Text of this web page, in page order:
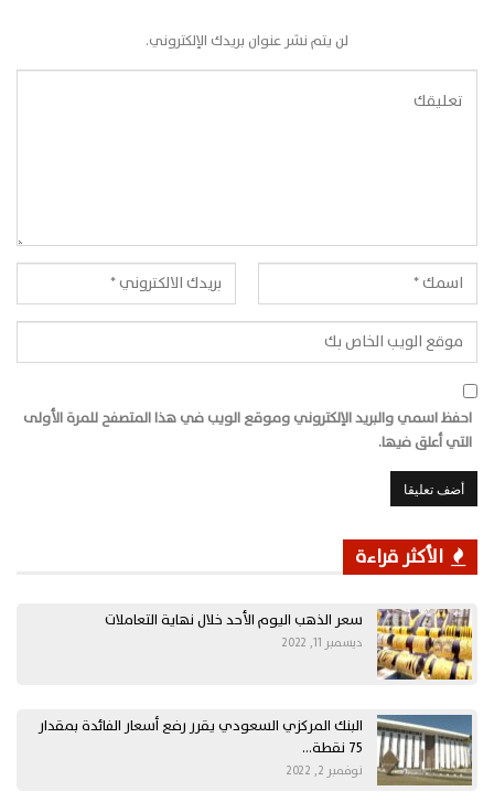
لن يتم نشر عنوان بريدك الإلكتروني.
احفظ اسمي والبريد الإلكتروني وموقع الويب في هذا المتصفح للمرة الأولى
التي أعلق فيها.
الأكثر قراءة
سعر الذهب اليوم الأحد خلال نهاية التعاملات
ديسمبر 11, 2022
البنك المركزي السعودي يقرر رفع أسعار الفائدة بمقدار
75 نقطة…
نوفمبر 2, 2022